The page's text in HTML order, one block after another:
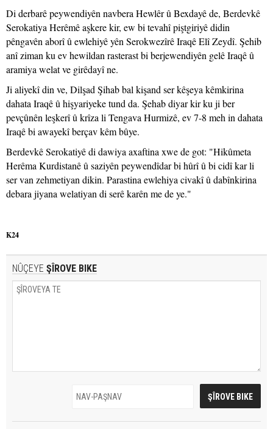
Di derbarê peywendiyên navbera Hewlêr û Bexdayê de, Berdevkê
Serokatiya Herêmê aşkere kir, ew bi tevahî piştgiriyê didin
pêngavên aborî û ewlehiyê yên Serokwezîrê Iraqê Elî Zeydî. Şehib
anî ziman ku ev hewildan rasterast bi berjewendiyên gelê Iraqê û
aramiya welat ve girêdayî ne.
Ji aliyekî din ve, Dilşad Şihab bal kişand ser kêşeya kêmkirina
dahata Iraqê û hişyariyeke tund da. Şehab diyar kir ku ji ber
pevçûnên leşkerî û krîza li Tengava Hurmizê, ev 7-8 meh in dahata
Iraqê bi awayekî berçav kêm bûye.
Berdevkê Serokatiyê di dawiya axaftina xwe de got: "Hikûmeta
Herêma Kurdistanê û saziyên peywendîdar bi hûrî û bi cidî kar li
ser van zehmetiyan dikin. Parastina ewlehiya civakî û dabînkirina
debara jiyana welatiyan di serê karên me de ye."
K24
NÛÇEYE ŞÎROVE BIKE